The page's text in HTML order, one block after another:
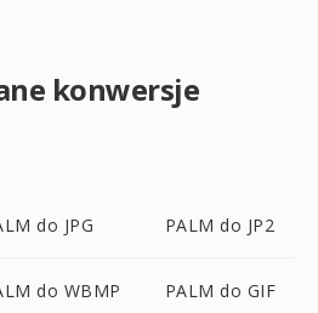
konwersje
do JPG PALM do JP2
do WBMP PALM do GIF